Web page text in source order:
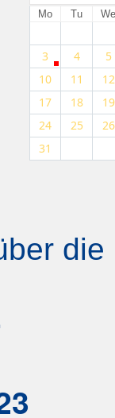
Mo Tu We
3 4
5
10
11
12
17
18
19
24
25
26
31
die